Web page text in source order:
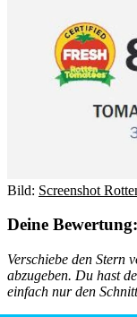
Bild: Screenshot
Deine Bewertung:
Verschiebe den Stern
abzugeben. Du hast
einfach nur den